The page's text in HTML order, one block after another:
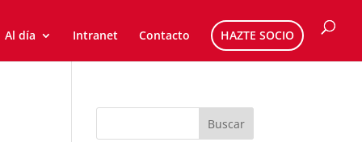
Al día Intranet Contacto HAZTE SOCIO